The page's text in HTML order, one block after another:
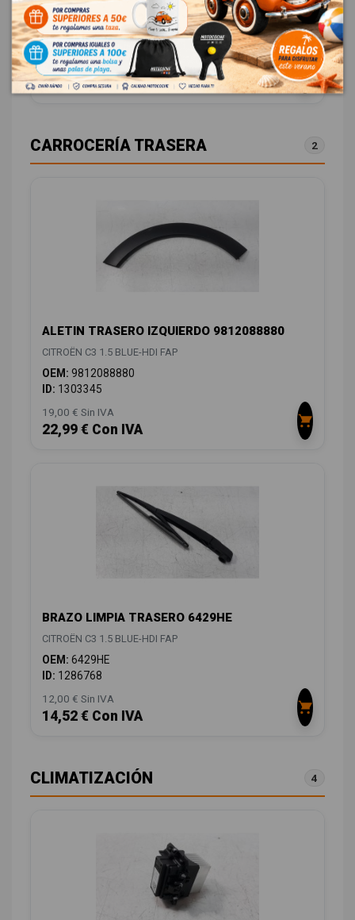
CITROËN C3 1.5 BLUE-HDI FAP
OEM:9812159580
ID:1286881
28,00 € Sin IVA
33,88 € Con IVA
CARROCERÍA TRASERA 2
ALETIN TRASERO IZQUIERDO 9812088880
CITROËN C3 1.5 BLUE-HDI FAP
OEM: 9812088880
ID: 1303345
19,00 € Sin IVA
22,99 € Con IVA
BRAZO LIMPIA TRASERO 6429HE
CITROËN C3 1.5 BLUE-HDI FAP
OEM: 6429HE
ID: 1286768
12,00 € Sin IVA
14,52 € Con IVA
CLIMATIZACIÓN 4